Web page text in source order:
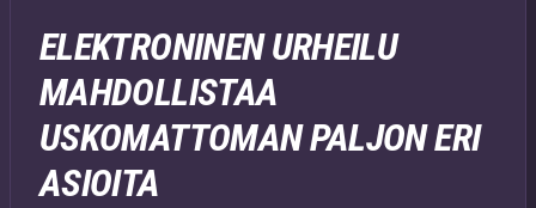
ELEKTRONINEN URHEILU
MAHDOLLISTAA
USKOMATTOMAN PALJON ERI
ASIOITA